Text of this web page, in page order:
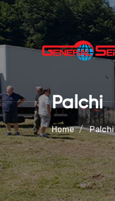
Palchi
Home Palchi